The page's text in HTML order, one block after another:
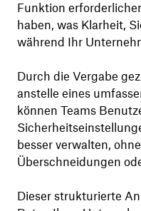
Funktion
haben, was Klarheit,
während Ihr
Durch die Vergabe
anstelle eines
können Teams
besser verwalten,
Überschneidungen
Dieser strukturierte